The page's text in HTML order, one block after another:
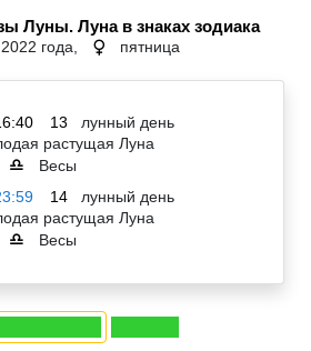
Луны. Луна в знаках зодиака
года, ♀ пятница
13 лунный день
растущая Луна
♎
Весы
14 лунный день
растущая Луна
♎ Весы